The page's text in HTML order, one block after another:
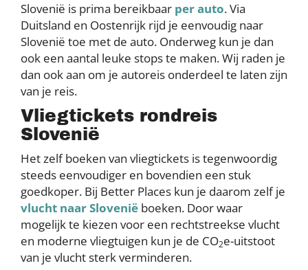
Slovenië is prima bereikbaar per auto. Via
Duitsland en Oostenrijk rijd je eenvoudig naar
Slovenië toe met de auto. Onderweg kun je dan
ook een aantal leuke stops te maken. Wij raden je
dan ook aan om je autoreis onderdeel te laten zijn
van je reis.
Vliegtickets rondreis
Slovenië
Het zelf boeken van vliegtickets is tegenwoordig
steeds eenvoudiger en bovendien een stuk
goedkoper. Bij Better Places kun je daarom zelf je
vlucht naar Slovenië boeken. Door waar
mogelijk te kiezen voor een rechtstreekse vlucht
en moderne vliegtuigen kun je de CO2e-uitstoot
van je vlucht sterk verminderen.